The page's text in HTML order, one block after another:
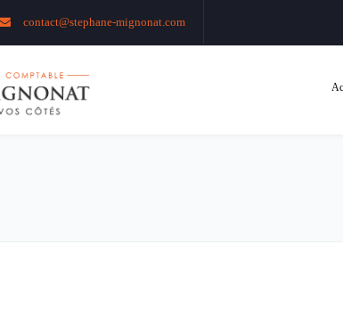
contact@stephane-mignonat.com